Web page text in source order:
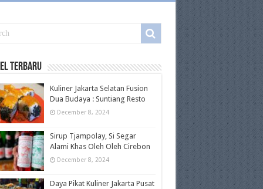
Terbaru
Kuliner Jakarta Selatan Fusion
Dua Budaya : Suntiang Resto
December 8, 2024
Sirup Tjampolay, Si Segar
Alami Khas Oleh Oleh Cirebon
December 8, 2024
Daya Pikat Kuliner Jakarta Pusat